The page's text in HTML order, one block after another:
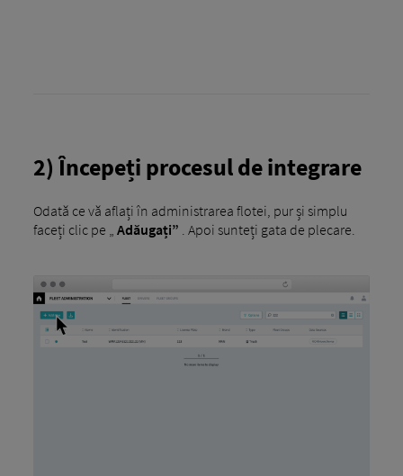
2) Începeți procesul de integrare
Odată ce vă aflați în administrarea flotei, pur și simplu
faceți clic pe „ Adăugați” . Apoi sunteți gata de plecare.